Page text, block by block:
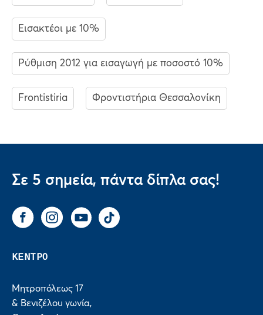
Εισακτέοι με 10%
Ρύθμιση 2012 για εισαγωγή με ποσοστό 10%
Frontistiria Φροντιστήρια Θεσσαλονίκη
Σε 5 σημεία, πάντα δίπλα σας!
FacebookInstagram
You Tube Tik Tok
ΚΕΝΤΡΟ
Μητροπόλεως 17
& Βενιζέλου γωνία,